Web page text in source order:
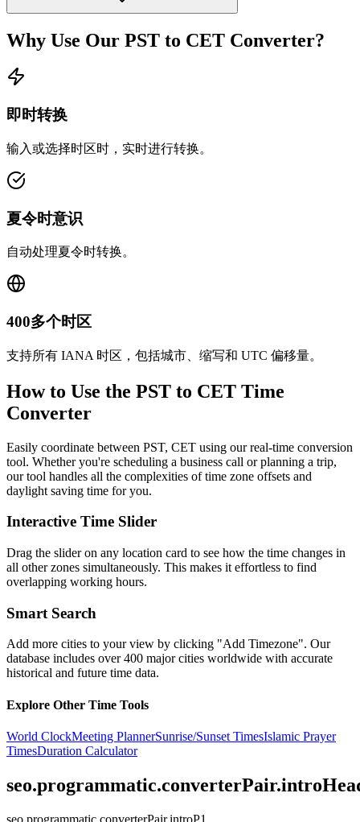
Why Use Our PST to CET Converter?
即时转换
输入或选择时区时，实时进行转换。
夏令时意识
自动处理夏令时转换。
400多个时区
支持所有 IANA 时区，包括城市、缩写和 UTC 偏移量。
How to Use the PST to CET Time
Converter
Easily coordinate between PST, CET using our real-time conversion
tool. Whether you're scheduling a business call or planning a trip,
our tool handles all the complexities of time zone offsets and
daylight saving time for you.
Interactive Time Slider
Drag the slider on any location card to see how the time changes in
all other zones simultaneously. This makes it effortless to find
overlapping working hours.
Smart Search
Add more cities to your view by clicking "Add Timezone". Our
database includes over 400 major cities worldwide with accurate
historical and future time data.
Explore Other Time Tools
World ClockMeeting PlannerSunrise/Sunset TimesIslamic Prayer
TimesDuration Calculator
seo.programmatic.converterPair.introP1